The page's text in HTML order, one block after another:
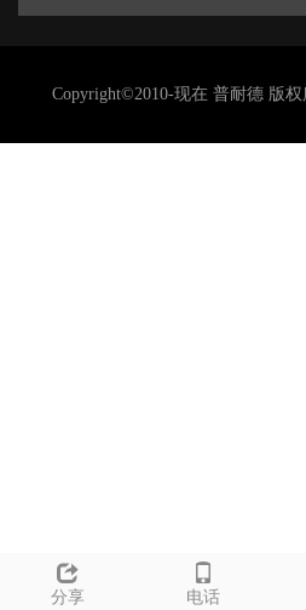
分享 电话
Copyright©2010-现在 普耐德 版权